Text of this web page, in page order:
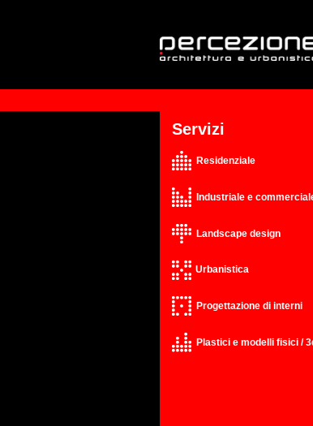
Servizi
Residenziale
Industriale e
Landscape design
Urbanistica
Progettazione di interni
Plastici e modelli fisici /